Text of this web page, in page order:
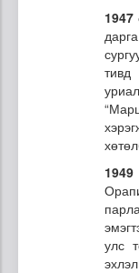
1947
тивд
улс